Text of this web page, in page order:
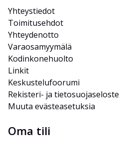
Yhteystiedot
Toimitusehdot
Yhteydenotto
Varaosamyymälä
Kodinkonehuolto
Linkit
Keskustelufoorumi
Rekisteri- ja tietosuojaseloste
Muuta evästeasetuksia
Oma tili